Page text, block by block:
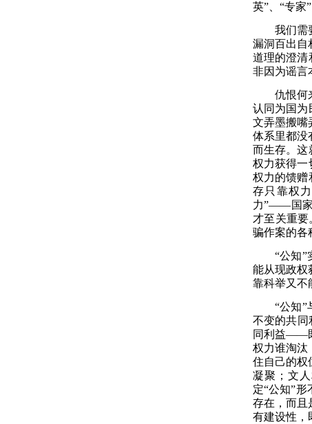
英”、“专家
我们需
漏洞百出自
道理的澄清
非因为谣言
仇恨何
认同为国为
文弄墨搬嘴
体系里都没
而生存。
权力获得一
权力的馈赠
存只靠权
力”——国家
才至关重要
骗作案的各
“公知
能从现政权
靠科举又不
“公知”
不变的共同
同利益——
权力谁淘汰
住自己的权
凝聚 ； 文
定“公知”
存在，而且
有建设性，